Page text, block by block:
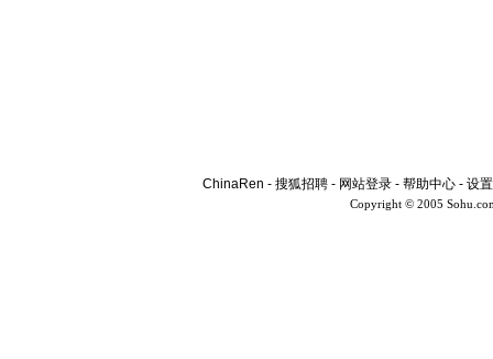
ChinaRen - 搜狐招聘 - 网站登录 - 帮助中心 - 设
Copyright © 2005